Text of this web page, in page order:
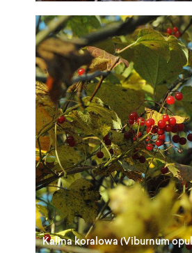
Kalina koralowa (Viburnum